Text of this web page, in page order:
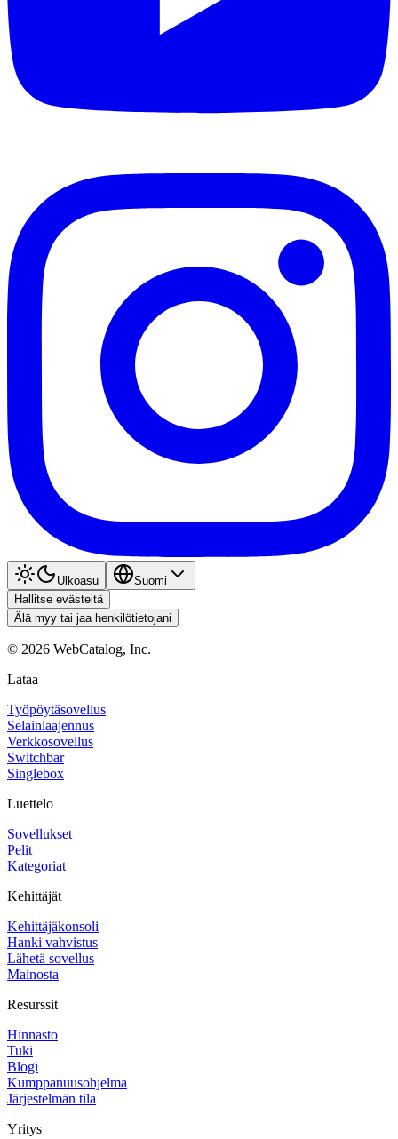
Ulkoasu
Suomi
Hallitse evästeitä
Älä myy tai jaa henkilötietojani
© 2026 WebCatalog, Inc.
Lataa
Työpöytäsovellus
Selainlaajennus
Verkkosovellus
Switchbar
Singlebox
Luettelo
Sovellukset
Pelit
Kategoriat
Kehittäjät
Kehittäjäkonsoli
Hanki vahvistus
Lähetä sovellus
Mainosta
Resurssit
Hinnasto
Tuki
Blogi
Kumppanuusohjelma
Järjestelmän tila
Yritys